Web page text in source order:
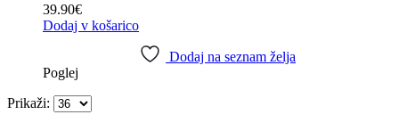
39.90€
Dodaj v košarico
Dodaj na seznam želja
Poglej
Prikaži: